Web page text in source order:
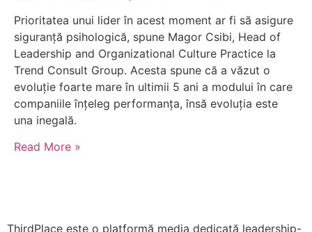
Prioritatea unui lider în acest moment ar fi să asigure
siguranță psihologică, spune Magor Csibi, Head of
Leadership and Organizational Culture Practice la
Trend Consult Group. Acesta spune că a văzut o
evoluție foarte mare în ultimii 5 ani a modului în care
companiile înțeleg performanța, însă evoluția este
una inegală.
Read More »
ThirdPlace este o platformă media dedicată leadership-